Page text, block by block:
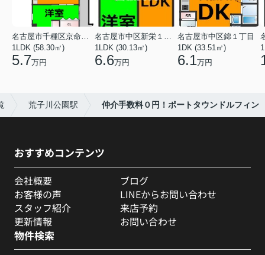
名古屋市千種区京命１丁目
1LDK (58.30㎡)
5.7万円
名古屋市中区新栄１丁目
1LDK (30.13㎡)
6.6万円
名古屋市中区錦１丁目
1DK (33.51㎡)
6.1万円
荒子川公園駅 仲介手数料０円！ポートタウンドルフィン
おすすめコンテンツ
会社概要
お客様の声
スタッフ紹介
更新情報
ブログ
LINEからお問い合わせ
来店予約
お問い合わせ
物件検索